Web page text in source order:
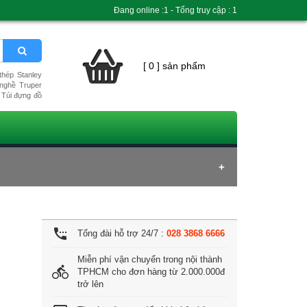
Stanley
Truper
Túi đựng đồ
[ 0 ] sản phẩm
settings_phone Tổng đài hỗ trợ 24/7 : 028 3868 6666
directions_bike
Miễn phí vận chuyển trong nội thành
TPHCM cho đơn hàng từ 2.000.000đ
trở lên
Đang online :1 - Tổng truy cập : 1